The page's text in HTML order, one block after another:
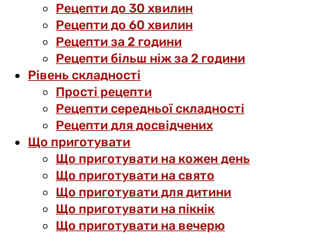
Рецепти до 30 хвилин
Рецепти до 60 хвилин
Рецепти за 2 години
Рецепти більш ніж за 2 години
Рівень складності
Прості рецепти
Рецепти середньої складності
Рецепти для досвідчених
Що приготувати
Що приготувати на кожен день
Що приготувати на свято
Що приготувати для дитини
Що приготувати на пікнік
Що приготувати на вечерю